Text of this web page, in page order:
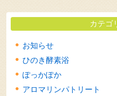
カテゴ
お知らせ
ひのき酵素浴
ぽっかぽか
アロマリンパトリート